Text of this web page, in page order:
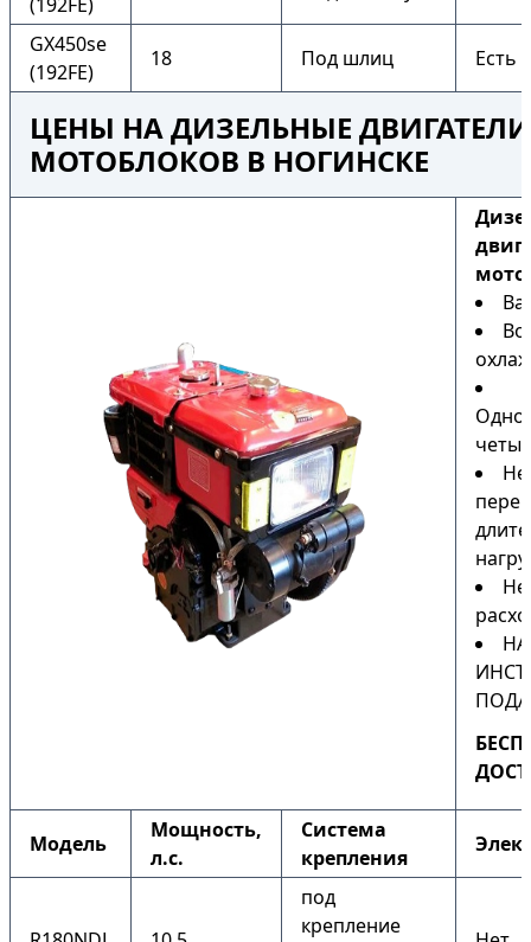
GX450se
(192FE)
18 Под шлиц Есть
ЦЕНЫ НА ДИЗЕЛЬНЫЕ
МОТОБЛОКОВ В НОГИНСКЕ
Не
Модель
Мощность,
л.с.
Система
крепления
под
крепление